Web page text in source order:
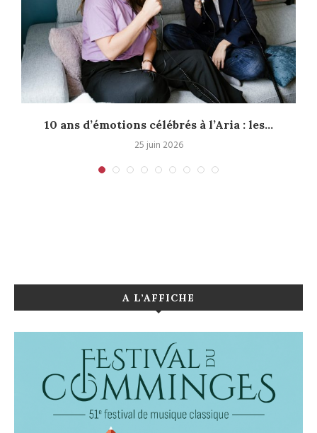
10 ans d’émotions célébrés à l’Aria : les...
25 juin 2026
A L’AFFICHE